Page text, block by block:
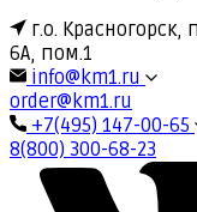
г.о.
6А, пом.1
info@km1.ru
order@km1.ru
+7(495) 147-00-65
8(800) 300-68-23